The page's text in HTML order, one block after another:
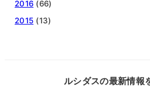
2016 (66)
2015 (13)
ルシダスの最新情報